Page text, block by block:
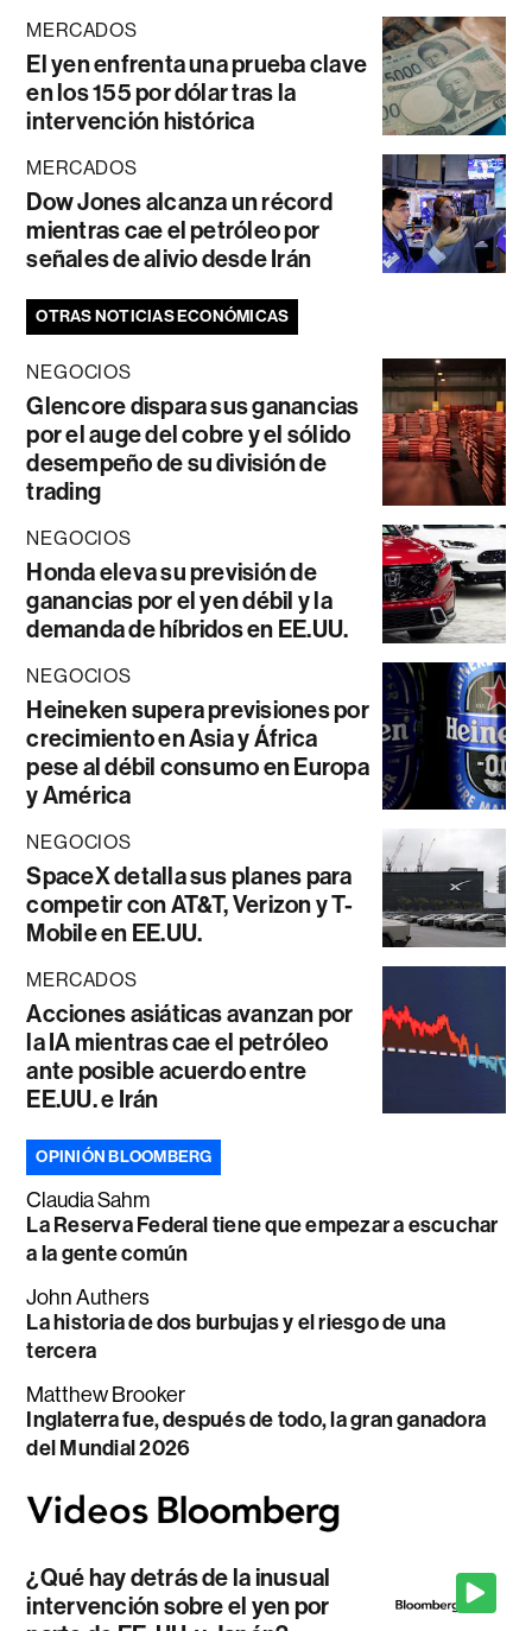
MERCADOS
El yen enfrenta una prueba clave
en los 155 por dólar tras la
intervención histórica
MERCADOS
Dow Jones alcanza un récord
mientras cae el petróleo por
señales de alivio desde Irán
OTRAS NOTICIAS ECONÓMICAS
NEGOCIOS
Glencore dispara sus ganancias
por el auge del cobre y el sólido
desempeño de su división de
trading
NEGOCIOS
Honda eleva su previsión de
ganancias por el yen débil y la
demanda de híbridos en EE.UU.
NEGOCIOS
Heineken supera previsiones por
crecimiento en Asia y África
pese al débil consumo en Europa
y América
NEGOCIOS
SpaceX detalla sus planes para
competir con AT&T, Verizon y T-
Mobile en EE.UU.
MERCADOS
Acciones asiáticas avanzan por
la IA mientras cae el petróleo
ante posible acuerdo entre
EE.UU. e Irán
OPINIÓN BLOOMBERG
Claudia Sahm
La Reserva Federal tiene que empezar a escuchar
a la gente común
John Authers
La historia de dos burbujas y el riesgo de una
tercera
Matthew Brooker
Inglaterra fue, después de todo, la gran ganadora
del Mundial 2026
¿Qué hay detrás de la inusual
intervención sobre el yen por